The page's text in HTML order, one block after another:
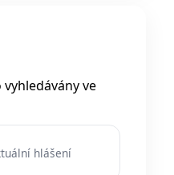
ve
hlášení